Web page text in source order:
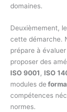
domaines.
Deuxièmement,
cette démarche.
prépare à
proposer des
ISO 9001 , ISO
modules de
compétences
normes.